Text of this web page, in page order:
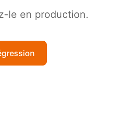
le en production.